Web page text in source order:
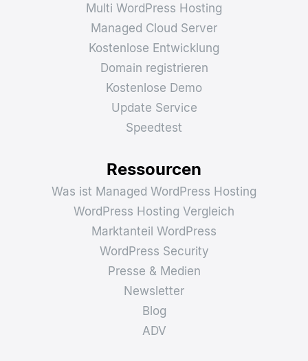
Multi WordPress Hosting
Managed Cloud Server
Kostenlose Entwicklung
Domain registrieren
Kostenlose Demo
Update Service
Speedtest
Ressourcen
Was ist Managed WordPress Hosting
WordPress Hosting Vergleich
Marktanteil WordPress
WordPress Security
Presse & Medien
Newsletter
Blog
ADV